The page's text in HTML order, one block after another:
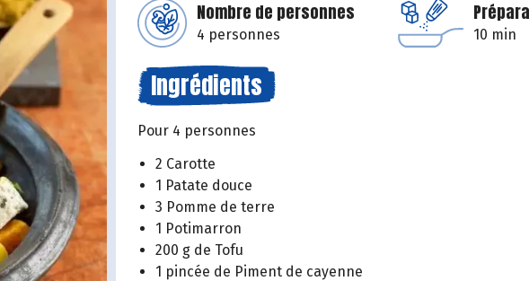
Nombre de personnes
4 personnes 10 min
Ingrédients
Pour 4 personnes
2 Carotte
1 Patate douce
3 Pomme de terre
1 Potimarron
200 g de Tofu
1 pincée de Piment de cayenne